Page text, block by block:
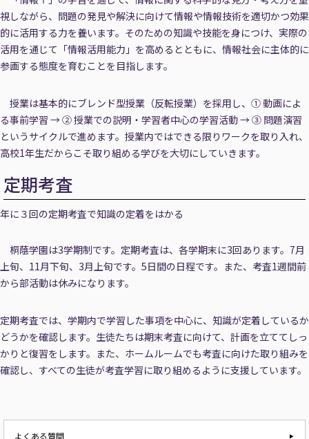
視しながら、問題の発見や解決に向けて情報や情報技術を適切かつ効果
的に活用する力を養います。そのための知識や技能を身につけ、実際の
活用を通じて「情報活用能力」を高めるとともに、情報社会に主体的に
参画する態度を育むことを目指します。
授業は基本的にブレンド型授業（反転授業）を採用し、① 動画によ
る事前学習 → ② 授業での説明・学習者中心の学習活動 → ③ 問題演習
というサイクルで進めます。授業内ではできる限りワークを取り入れ、
高校1年生だからこそ取り組める学びを大切にしていきます。
定期考査
年に３回の定期考査で知識の定着をはかる
桐蔭学園は3学期制です。定期考査は、各学期末に3回あります。7月
上旬、11月下旬、3月上旬です。5日間の日程です。また、考査1週間前
から部活動は休みになります。
定期考査では、学期内で学習した事項を中心に、知識が定着しているか
どうかを確認します。生徒たちは期末考査に向けて、計画を立ててしっ
かりと復習をします。また、ホームルームでも考査に向けた取り組みを
確認し、すべての生徒が考査学習に取り組めるように支援しています。
よくある質問